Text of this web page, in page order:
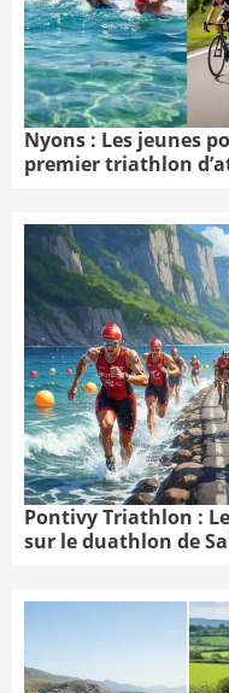
Nyons : Les jeunes
premier triathlon
Pontivy Triathlon :
sur le duathlon de